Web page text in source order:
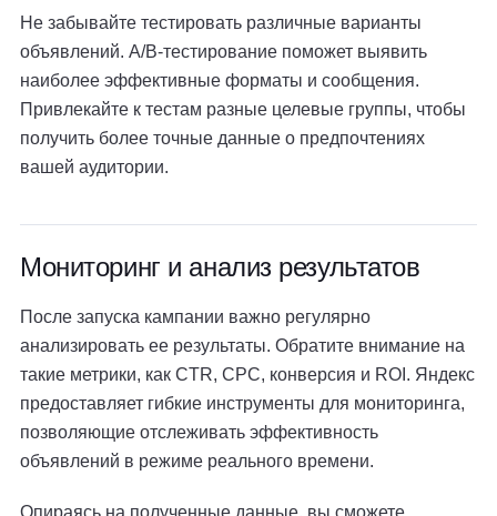
Не забывайте тестировать различные варианты
объявлений. A/B-тестирование поможет выявить
наиболее эффективные форматы и сообщения.
Привлекайте к тестам разные целевые группы, чтобы
получить более точные данные о предпочтениях
вашей аудитории.
Мониторинг и анализ результатов
После запуска кампании важно регулярно
анализировать ее результаты. Обратите внимание на
такие метрики, как CTR, CPC, конверсия и ROI. Яндекс
предоставляет гибкие инструменты для мониторинга,
позволяющие отслеживать эффективность
объявлений в режиме реального времени.